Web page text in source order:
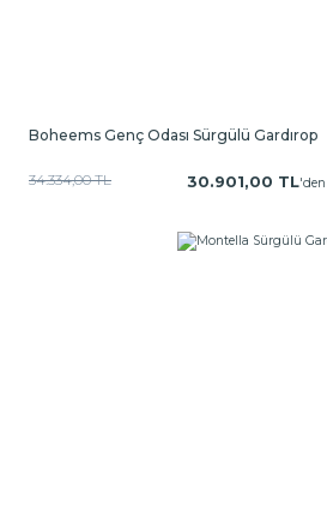
Boheems Genç Odası Sürgülü Gardırop
34.334,00 TL 30.901,00 TL